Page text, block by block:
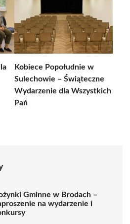
Kobiece Popołudnie w
Sulechowie – Świąteczne
Wydarzenie dla Wszystkich
Pań
Gminne w Brodach –
na wydarzenie i